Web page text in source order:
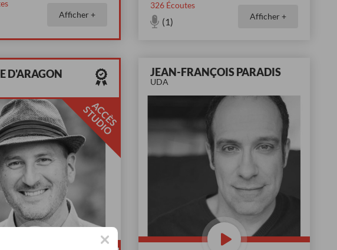
Afficher +
326 Écoutes
(1) Afficher +
D'ARAGON
A
C
C
È
S
S
T
U
D
I
O
JEAN-FRANÇOIS PARADIS
UDA